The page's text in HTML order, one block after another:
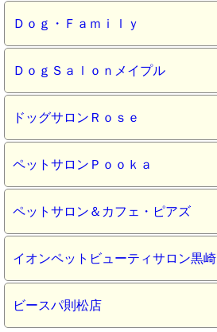
Ｄｏｇ・Ｆａｍｉｌｙ
ＤｏｇＳａｌｏｎメイプル
ドッグサロンＲｏｓｅ
ペットサロンＰｏｏｋａ
ペットサロン＆カフェ・ピアズ
イオンペットビューティサロン黒崎
ビースパ則松店